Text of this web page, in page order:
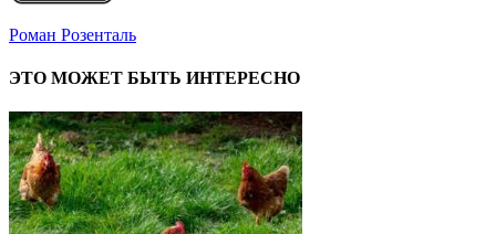
Роман Розенталь
ЭТО МОЖЕТ БЫТЬ ИНТЕРЕСНО